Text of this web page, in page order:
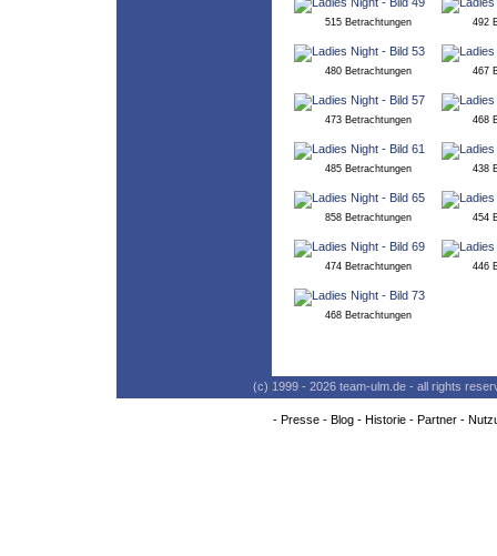
515 Betrachtungen 492
480 Betrachtungen 467
473 Betrachtungen 468
485 Betrachtungen 438
858 Betrachtungen 454
474 Betrachtungen 446
468 Betrachtungen
(c) 1999 - 2026 team-ulm.de - all rights
- Presse- Blog- Historie- Partner-